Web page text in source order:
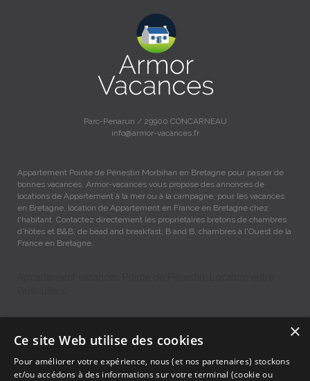
Parc-Penarun / 29900 CONCARNEAU
info@armor-vacances.fr
Appartement Pointe de Pénestin Morbihan en Bretagne pour passer de
bonnes vacances, Armor-vacances vous propose des annonces de
locations de Appartement à la mer ou à la campagne, pour les vacances
en Bretagne, location de Appartement en France en Bretagne chez
l'habitant. Contactez directement les propriétaires bretons de chambres
d'hôtes et B&B, de bead and breakfast, B and B, chambres à l'Ouest de la
France en Bretagne.
Accueil
Dernières minutes
Promotions
Découvrir les départements bretons
×
Ce site Web utilise des cookies
Pour améliorer votre expérience, nous (et nos partenaires) stockons
et/ou accédons à des informations sur votre terminal (cookie ou